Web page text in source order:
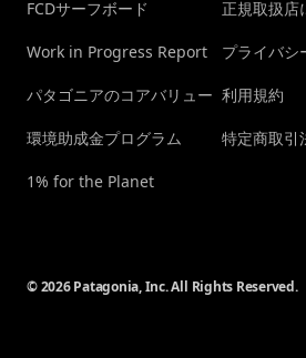
FCDサーフボード
Work in Progress Report
パタゴニアのコアバリュー
環境助成金プログラム
1% for the Planet
正規取扱店
プライバシ
利用規約
特定商取引
© 2026 Patagonia, Inc. All Rights Reserved.